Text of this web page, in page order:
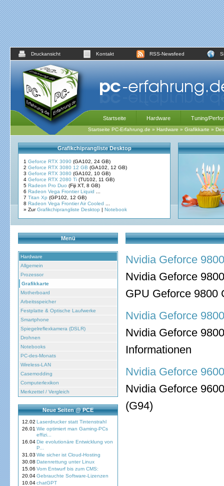
Druckansicht Kontakt RSS-Newsfeed
Startseite Hardware Tuning/
Startseite PC-Erfahrung.de » Hardware » Grafikkarte »
Grafikchiprangliste Desktop
1 Geforce RTX 3090 (GA102, 24 GB)
2 Geforce RTX 3080 12 GB (GA102, 12 GB)
3 Geforce RTX 3080 (GA102, 10 GB)
4 Geforce RTX 2080 Ti (TU102, 11 GB)
5 Radeon Pro Duo (Fiji XT, 8 GB)
6 Radeon Vega Frontier Liquid
7 Titan Xp (GP102, 12 GB)
8 Radeon Vega Frontier Air Cooled
» ZurGrafikchiprangliste Desktop | Notebook
Menü
Hardware
Allgemein
Prozessor
Grafikkarte
Motherboard
Arbeitsspeicher
Festplatte & Optische Laufwerke
Smartphone
Spiegelreflexkamera (DSLR)
Drohnen
Notebooks
PC-des-Monats
Wireless-LAN
Casemodding
Computerlexikon
Merkzettel / Vergleich
Neue Seiten @ PCE
12.02 Laserdrucker statt Tintenstrahl
26.01 Wie optimiert man Gaming-PCs
effizi...
16.04Die evolutionäre Entwicklung von
P...
31.03 Wie sicher ist Cloud-Hosting
30.08 Datenrettung unter Linux
15.06 Vom Entwurf bis zum CMS:
20.04Gebrauchte Software-Lizenzen
10.04chatGPT
Nvidia Geforce
Nvidia Geforce
GPU Geforce 9800
Nvidia Geforce
Nvidia Geforce
Informationen
Nvidia Geforce
Nvidia Geforce
(G94)